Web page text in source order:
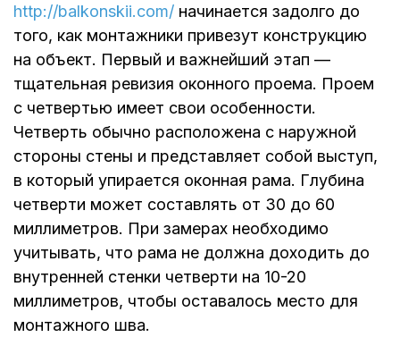
http://balkonskii.com/ начинается задолго до
того, как монтажники привезут конструкцию
на объект. Первый и важнейший этап —
тщательная ревизия оконного проема. Проем
с четвертью имеет свои особенности.
Четверть обычно расположена с наружной
стороны стены и представляет собой выступ,
в который упирается оконная рама. Глубина
четверти может составлять от 30 до 60
миллиметров. При замерах необходимо
учитывать, что рама не должна доходить до
внутренней стенки четверти на 10-20
миллиметров, чтобы оставалось место для
монтажного шва.